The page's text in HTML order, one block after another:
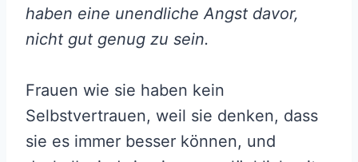
haben eine unendliche Angst davor,
nicht gut genug zu sein.
Frauen wie sie haben kein
Selbstvertrauen, weil sie denken, dass
sie es immer besser können, und